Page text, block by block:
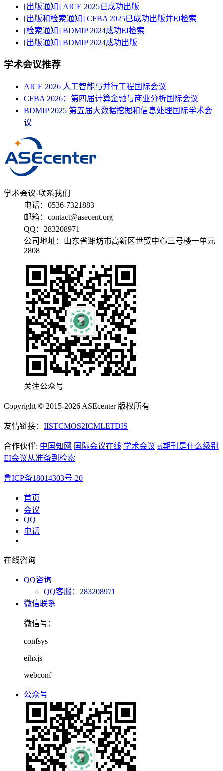
[出版通知] AICE 2025已成功出版
[出版和检索通知] CFBA 2025已成功出版并EI检索
[检索通知] BDMIP 2024成功EI检索
[出版通知] BDMIP 2024成功出版
学术会议推荐
AICE 2026 人工智能与并行工程国际会议
CFBA 2026：第四届计算金融与商业分析国际会议
BDMIP 2025 第五届大数据挖掘和信息处理国际学术会
议
学术会议-联系我们
电话：0536-7321883
邮箱：contact@asecent.org
QQ：283208971
公司地址：山东省潍坊市高新区世贸中心三号楼一单元
2808
关注公众号
Copyright © 2015-2026 ASEcenter 版权所有
友情链接： IISTCMOS2ICMLETDIS
合作伙伴: 中国知网 国际会议在线 学术会议 ei期刊是什么级别
EI会议从准备到检索
鲁ICP备18014303号-20
首页
会议
QQ
电话
在线咨询
QQ咨询
QQ客服：283208971
微信联系
微信号：
confsys
eihxjs
webconf
公众号